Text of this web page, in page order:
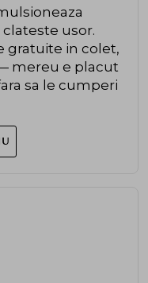
usor.
gratuite in colet,
mereu e placut
sa le cumperi